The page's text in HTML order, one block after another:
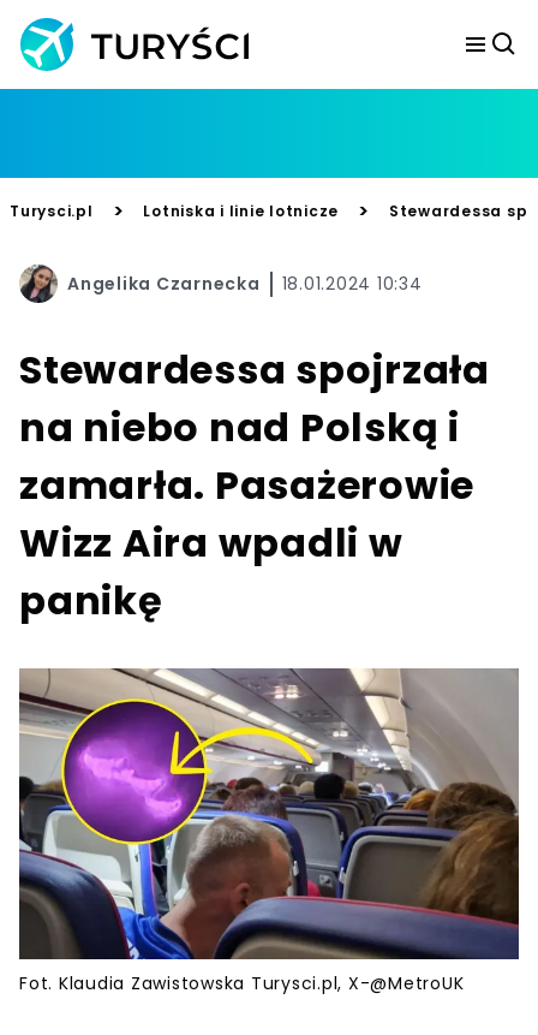
Turysci.pl > Lotniska i linie lotnicze > Stewardessa
Angelika Czarnecka 18.01.2024 10:34
Stewardessa spojrzała
na niebo nad Polską i
zamarła. Pasażerowie
Wizz Aira wpadli w
panikę
Fot. Klaudia Zawistowska Turysci.pl, X-@MetroUK